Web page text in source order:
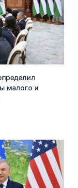
малого и